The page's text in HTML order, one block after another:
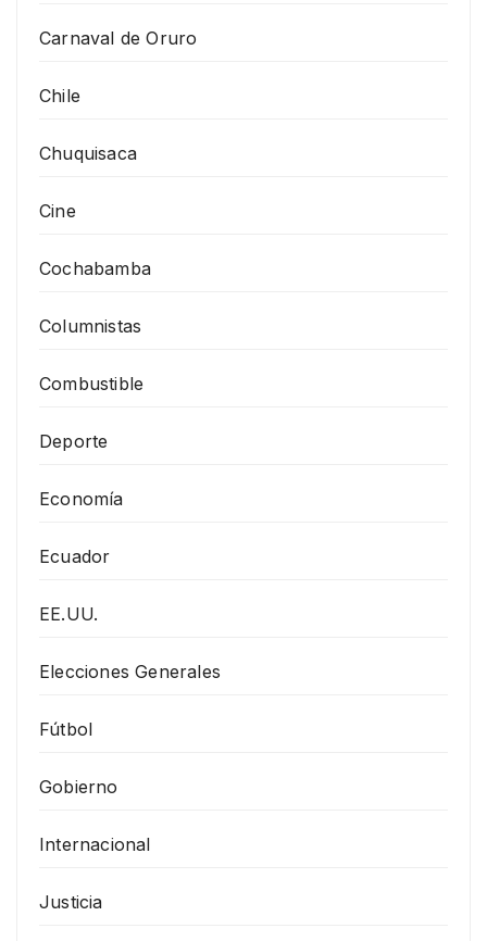
Carnaval de Oruro
Chile
Chuquisaca
Cine
Cochabamba
Columnistas
Combustible
Deporte
Economía
Ecuador
EE.UU.
Elecciones Generales
Fútbol
Gobierno
Internacional
Justicia